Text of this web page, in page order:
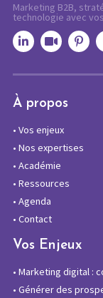
Marketing B2B,
technologie avec
À propos
• Vos enjeux
• Nos expertises
• Académie
• Ressources
• Agenda
• Contact
Vos Enjeux
• Marketing digital :
• Générer des